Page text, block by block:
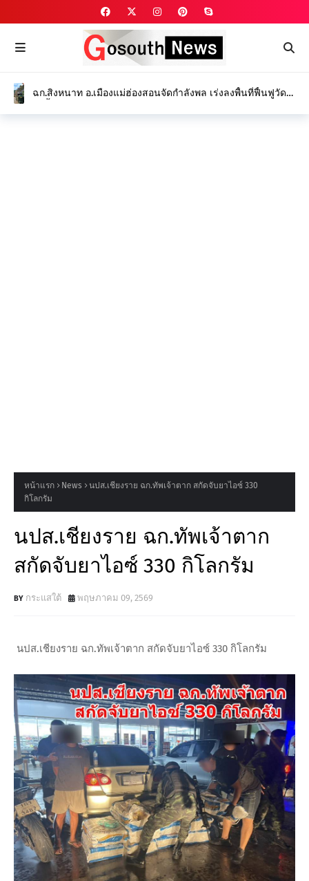
อนุกรรมการขับเคลื่อนงานป้องกันและเฝ้าระวังการทุจริต
หน้าแรก News
นปส.เชียงราย ฉก.ทัพเจ้าตาก สกัดจับยาไอซ์ 330
กิโลกรัม
นปส.เชียงราย ฉก.ทัพเจ้าตาก
สกัดจับยาไอซ์ 330 กิโลกรัม
กระแสใต้ พฤษภาคม 09, 2569
นปส.เชียงราย ฉก.ทัพเจ้าตาก สกัดจับยาไอซ์ 330 กิโลกรัม